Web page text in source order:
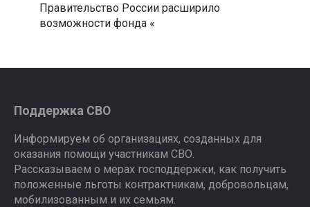
Правительство России расширило
возможности фонда «
Поддержка СВО
Информируем об организациях, созданных для
оказания помощи участникам СВО.
Рассказываем о мерах господдержки, как получить
положенные льготы контрактникам, добровольцам,
мобилизованным и их семьям.